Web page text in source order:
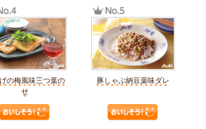
の梅風味三つ葉の
せ
豚しゃぶ納豆薬味ダレ